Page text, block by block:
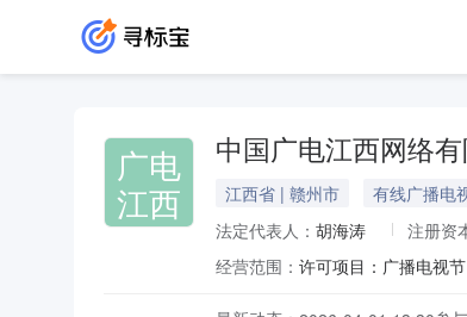
广电
江西
中国广电江西网络
江西省 | 赣州市 有线广播电
法定代表人： 胡海涛 注册资
经营范围：